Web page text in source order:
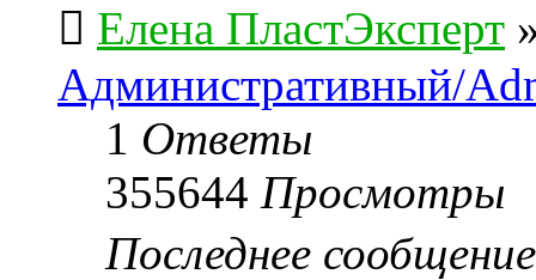
Елена ПластЭксперт
Административный/
1 Ответы
355644 Просмотры
Последнее